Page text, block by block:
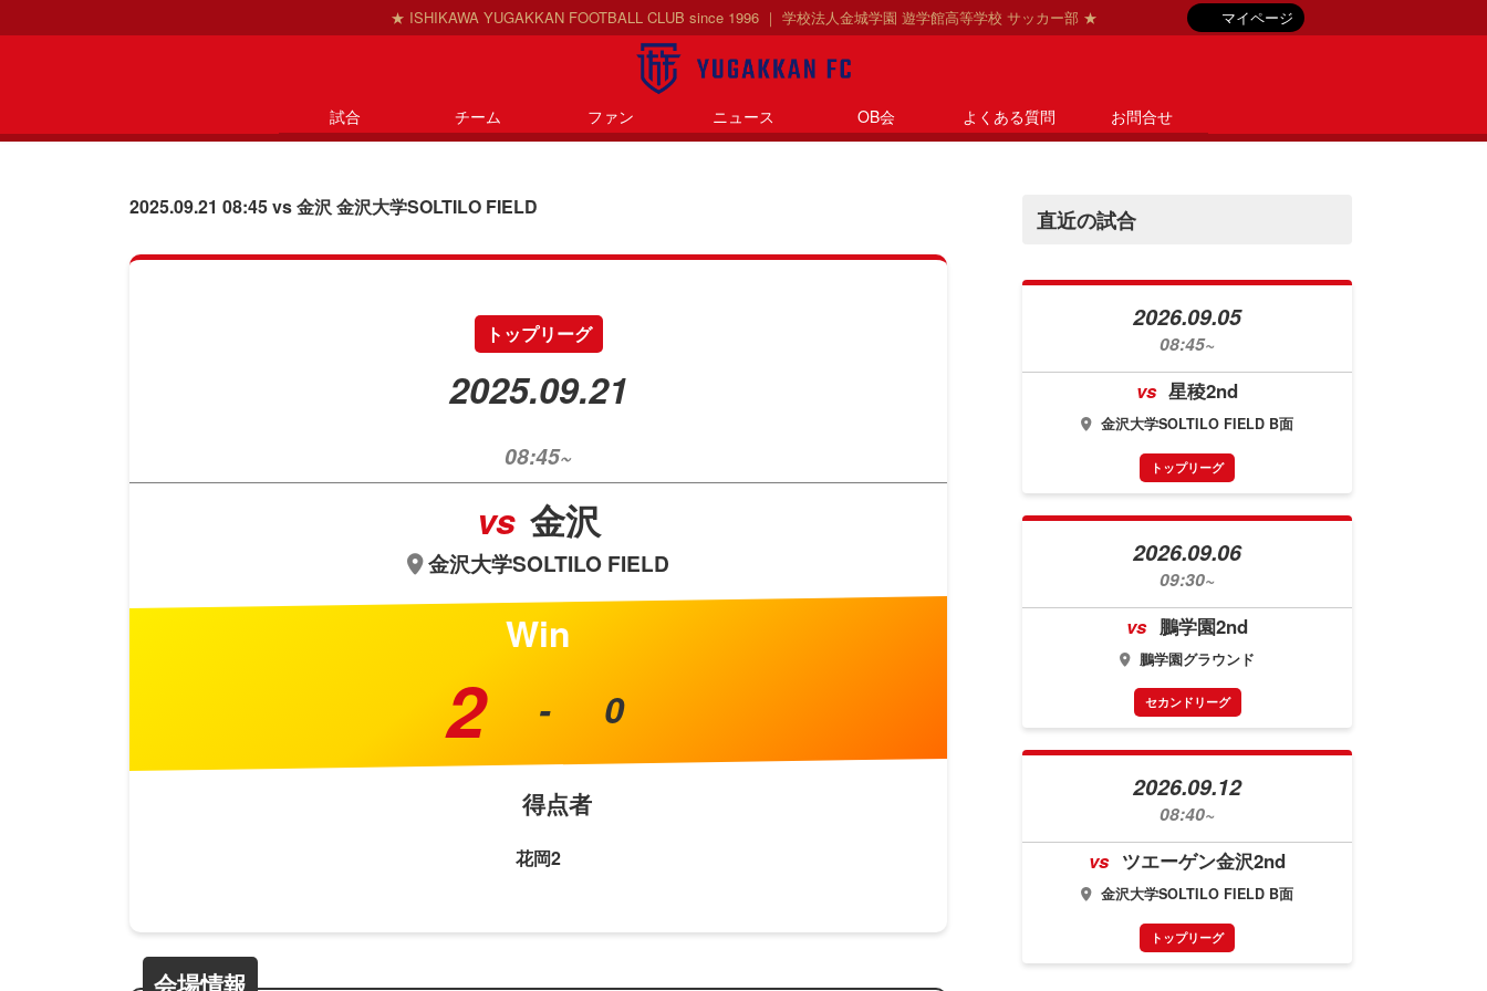
コ
ナ
★ ISHIKAWA YUGAKKAN FOOTBALL CLUB since 1996 ｜ 学校法人金城学園 遊学館高等学校 サッカー部 ★ マイページ
試合 チーム ファン ニュース OB会 よくある質問 お問合せ
2025.09.21 08:45 vs 金沢 金沢大学SOLTILO FIELD
トップリーグ
2025.09.21
08:45~
vs 金沢
金沢大学SOLTILO FIELD
Win
2 - 0
得点者
花岡2
会場情報
直近の試合
2026.09.05
08:45~
vs 星稜2nd
金沢大学SOLTILO FIELD B面
トップリーグ
2026.09.06
09:30~
vs 鵬学園2nd
鵬学園グラウンド
セカンドリーグ
2026.09.12
08:40~
vs ツエーゲン金沢2nd
金沢大学SOLTILO FIELD B面
トップリーグ